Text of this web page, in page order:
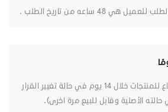
48 ساعه من تاريخ الطلب .
يمكنك عمل طلب استرجاع للمنتجات خلال 14 يوم في حالة تغيير القرار
الأصلية وقابل للبيع مرة اخرى).